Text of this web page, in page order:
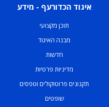
איגוד הכדורעף - מידע
תוכן מקצועי
מבנה האיגוד
חדשות
מדיניות פרטיות
תקנונים פרוטוקולים וטפסים
שופטים